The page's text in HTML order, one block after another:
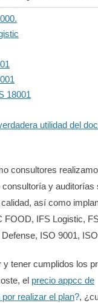
18001
utilidad del
consultores
consultoría y auditorías
así como
FOOD, IFS Logistic,
ISO 9001,
y tener cumplidos los
el precio appcc de
realizar el plan?,